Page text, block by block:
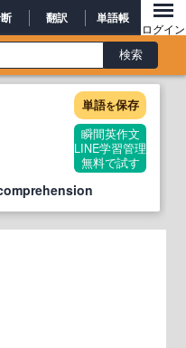
翻訳 単語帳
ログイン
単語を保存
瞬間英作文
LINE学習管理
無料で試す